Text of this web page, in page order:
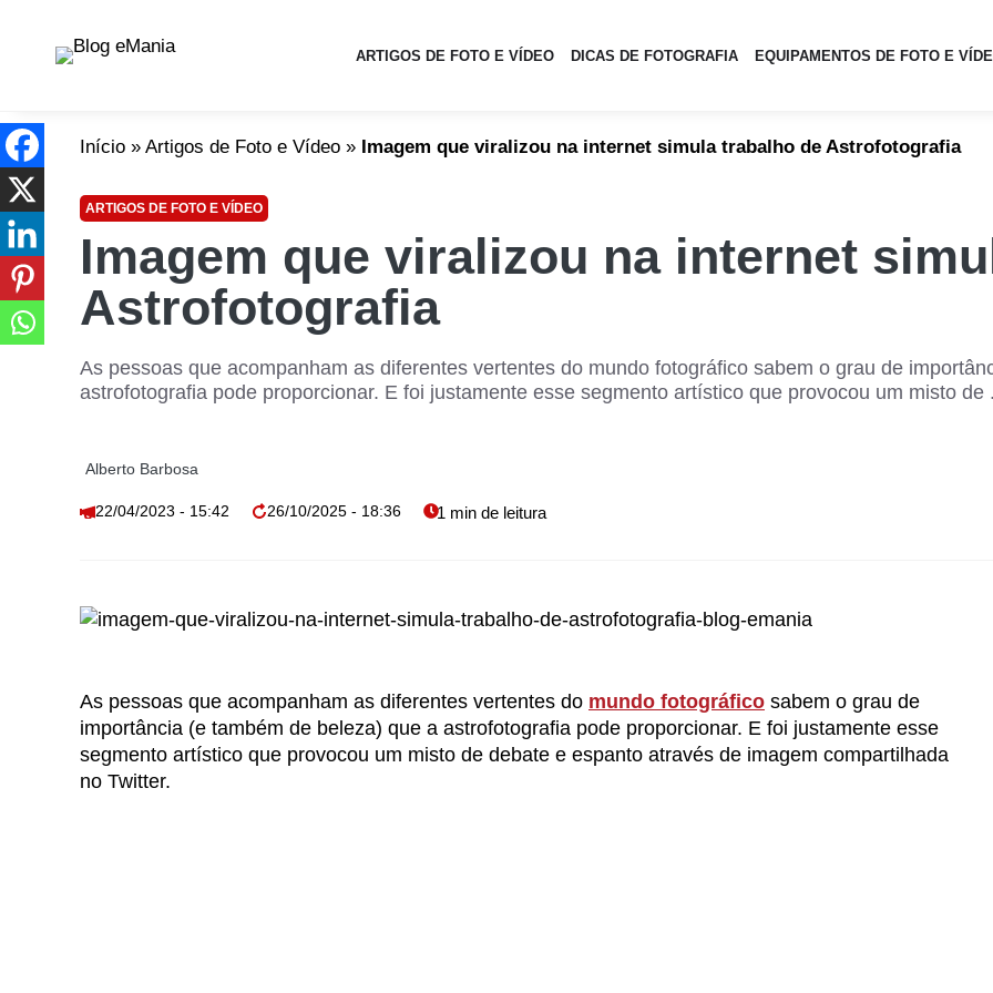
ARTIGOS DE FOTO E VÍDEO DICAS DE FOTOGRAFIA EQUIPAMENTOS DE FOTO E
Início » Artigos de Foto e Vídeo » Imagem que viralizou na internet simula trabalho de Astrofotografia
ARTIGOS DE FOTO E VÍDEO
Imagem que viralizou na internet
Astrofotografia
As pessoas que acompanham as diferentes vertentes do mundo fotográfico sabem o grau de
astrofotografia pode proporcionar. E foi justamente esse segmento artístico que provocou um misto de
Alberto Barbosa
22/04/2023 - 15:42 26/10/2025 - 18:36
As pessoas que acompanham as diferentes vertentes do mundo fotográfico sabem o grau de
importância (e também de beleza) que a astrofotografia pode proporcionar. E foi justamente esse
segmento artístico que provocou um misto de debate e espanto através de imagem compartilhada
no Twitter.